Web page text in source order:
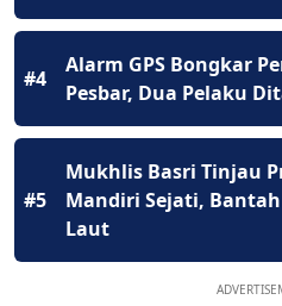
#4
Alarm GPS Bongkar
Pesbar, Dua Pelaku
#5
Mukhlis Basri Tinjau
Mandiri Sejati,
Laut